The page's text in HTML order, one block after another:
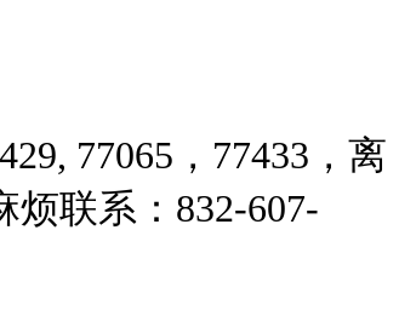
77065，77433，离
烦联系：832-607-